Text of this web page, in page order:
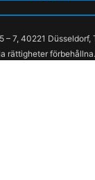
– 7, 40221 Düsseldorf,
rättigheter förbehållna.